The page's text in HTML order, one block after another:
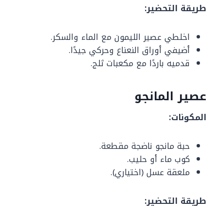
طريقة التحضير:
اخلطي عصير الليمون مع الماء والسكر.
أضيفي أوراق النعناع وحركي جيدًا.
قدميه باردًا مع مكعبات ثلج.
عصير المانجو
المكونات:
حبة مانجو ناضجة مقطعة.
كوب ماء أو حليب.
ملعقة عسل (اختياري).
طريقة التحضير: